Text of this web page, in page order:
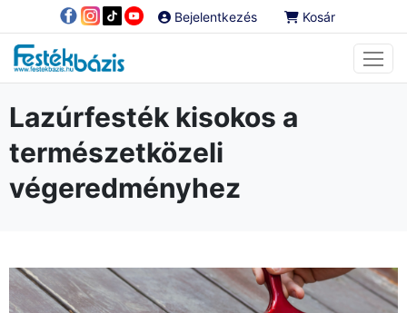
Bejelentkezés Kosár
Lazúrfesték kisokos a
természetközeli
végeredményhez